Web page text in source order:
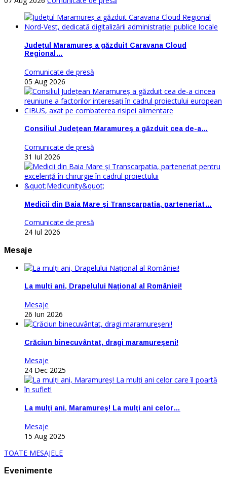
Județul Maramureș a găzduit Caravana Cloud
Regional…
Comunicate de presă
05 Aug 2026
Consiliul Județean Maramureș a găzduit cea de-a…
Comunicate de presă
31 Iul 2026
Medicii din Baia Mare și Transcarpatia, parteneriat…
Comunicate de presă
24 Iul 2026
Mesaje
La mulți ani, Drapelului Național al României!
Mesaje
26 Iun 2026
Crăciun binecuvântat, dragi maramureșeni!
Mesaje
24 Dec 2025
La mulţi ani, Maramureş! La mulţi ani celor…
Mesaje
15 Aug 2025
TOATE MESAJELE
Evenimente